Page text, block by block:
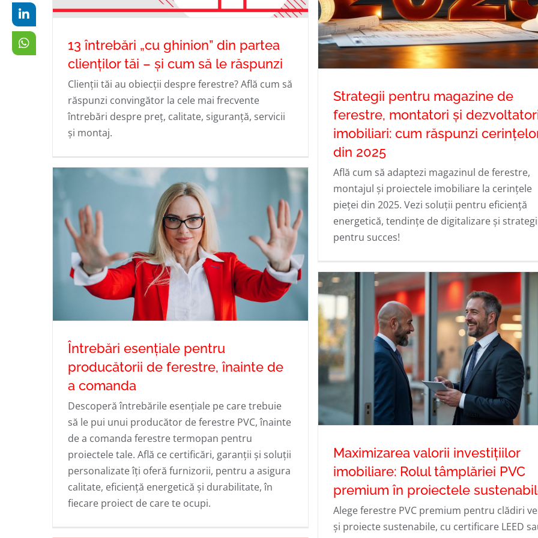
13 întrebări „cu ghinion” din partea
clienților tăi – și cum să le răspunzi
13 întrebări „cu ghinion” din partea
clienților tăi – și cum să le răspunzi
Clienții tăi au obiecții despre ferestre? Află cum să
răspunzi convingător la cele mai frecvente
întrebări despre preț, calitate, siguranță, servicii
și montaj.
Strategii pentru magazine de ferestre,
montatori și dezvoltatori imobiliari:
răspunzi cerințelor din 2025
Strategii pentru magazine de
ferestre, montatori și
imobiliari: cum răspunzi
din 2025
Află cum să adaptezi magazinul de ferestre,
montajul și proiectele imobiliare la cerințele
pieței din 2025. Vezi soluții pentru eficiență
energetică, tendințe de digitalizare și
pentru succes!
Întrebări esențiale pentru producătorii de
ferestre, înainte de a comanda
Întrebări esențiale pentru
producătorii de ferestre, înainte de
a comanda
Descoperă întrebările esențiale pe care trebuie
să le pui unui producător de ferestre PVC, înainte
de a comanda ferestre termopan pentru
proiectele tale. Află ce certificări, garanții și soluții
personalizate îți oferă furnizorii, pentru a asigura
calitate, eficiență energetică și durabilitate, în
fiecare proiect de care te ocupi.
Maximizarea valorii investițiilor
Rolul tâmplăriei PVC premium în
Maximizarea valorii investițiilor
imobiliare: Rolul tâmplăriei PVC
premium în proiectele
Alege ferestre PVC premium pentru clădiri
și proiecte sustenabile, cu certificare LEED